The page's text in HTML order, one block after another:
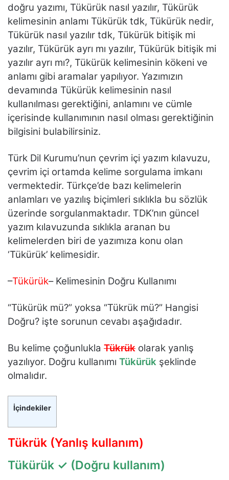
doğru yazımı, Tükürük nasıl yazılır, Tükürük
kelimesinin anlamı Tükürük tdk, Tükürük nedir,
Tükürük nasıl yazılır tdk, Tükürük bitişik mi
yazılır, Tükürük ayrı mı yazılır, Tükürük bitişik mi
yazılır ayrı mı?, Tükürük kelimesinin kökeni ve
anlamı gibi aramalar yapılıyor. Yazımızın
devamında Tükürük kelimesinin nasıl
kullanılması gerektiğini, anlamını ve cümle
içerisinde kullanımının nasıl olması gerektiğinin
bilgisini bulabilirsiniz.
Türk Dil Kurumu’nun çevrim içi yazım kılavuzu,
çevrim içi ortamda kelime sorgulama imkanı
vermektedir. Türkçe’de bazı kelimelerin
anlamları ve yazılış biçimleri sıklıkla bu sözlük
üzerinde sorgulanmaktadır. TDK’nın güncel
yazım kılavuzunda sıklıkla aranan bu
kelimelerden biri de yazımıza konu olan
‘Tükürük’ kelimesidir.
–Tükürük– Kelimesinin Doğru Kullanımı
“Tükürük mü?” yoksa “Tükrük mü?” Hangisi
Doğru? işte sorunun cevabı aşağıdadır.
Bu kelime çoğunlukla Tükrük olarak yanlış
yazılıyor. Doğru kullanımı Tükürük şeklinde
olmalıdır.
İçindekiler
Tükrük (Yanlış kullanım)
Tükürük ✓ (Doğru kullanım)